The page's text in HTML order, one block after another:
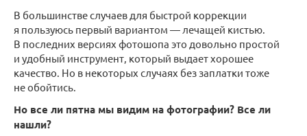
В большинстве случаев для быстрой коррекции
я пользуюсь первый вариантом — лечащей кистью.
В последних версиях фотошопа это довольно простой
и удобный инструмент, который выдает хорошее
качество. Но в некоторых случаях без заплатки тоже
не обойтись.
Но все ли пятна мы видим на фотографии? Все ли
нашли?